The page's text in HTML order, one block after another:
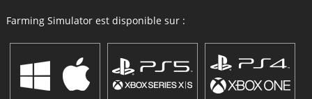
Farming Simulator est disponible sur :